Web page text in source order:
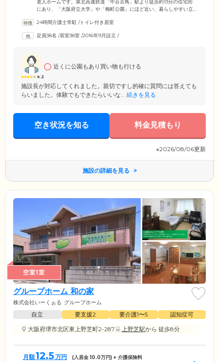
老人ホームです。泉北高速鉄道「中百舌鳥」駅より徒歩約13分の住宅街
にあり、「大阪府立大学」や「梅町公園」にほど近い、暮らしやすい立
駐しており、健康管理も安心してお任せいただけます。また施設名の
るスタッフは、ご入居者様の安全と健康を第一に、家族のような愛情を
24時間介護士常駐 /トイレ付き居室
定員38名 /居室38室 /2016年9月設立 /
4.2
近くに公園もあり買い物も行ける
施設長が対応してくれました。親切ですし的確に質問には答えても
らいました。体験でもできたらいいな... 続きを見る
空き状況を知る 料金見積もり
※2026/08/06更新
施設の詳細を見る
空室1室
グループホーム 和の家
株式会社いーくぉる グループホーム
自立 要支援2 要介護1〜5
認知症可
大阪府堺市北区東上野芝町2-287
上野芝駅から 徒歩8分
月額12.5 万円 (入居金10.0万円) + 介護保険料